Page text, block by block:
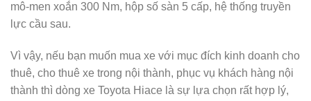
mô-men xoắn 300 Nm, hộp số sàn 5 cấp, hệ thống truyền
lực cầu sau.
Vì vậy, nếu bạn muốn mua xe với mục đích kinh doanh cho
thuê, cho thuê xe trong nội thành, phục vụ khách hàng nội
thành thì dòng xe Toyota Hiace là sự lựa chọn rất hợp lý,